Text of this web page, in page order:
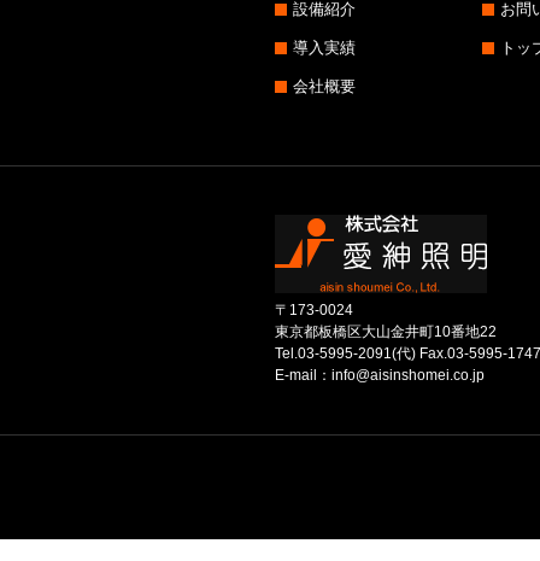
設備紹介
導入実績
会社概要
お問
トッ
〒173-0024
東京都板橋区大山金井町10番地22
Tel.03-5995-2091(代) Fax.03-5995-1747
E-mail：info@aisinshomei.co.jp